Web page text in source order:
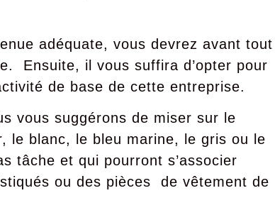
adéquate, vous devrez avant tout
Ensuite, il vous suffira d’opter pour
de base de cette entreprise.
vous suggérons de miser sur le
le blanc, le bleu marine, le gris ou le
tâche et qui pourront s’associer
ou des pièces de vêtement de